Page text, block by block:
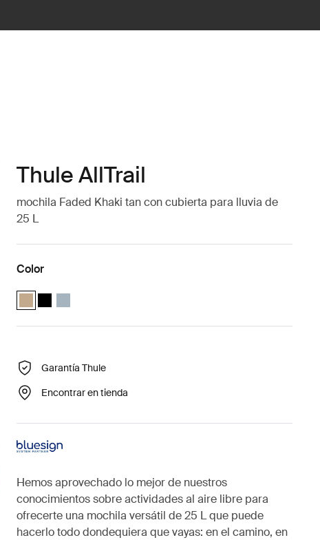
Thule AllTrail
mochila Faded Khaki tan con cubierta para lluvia de
25 L
Color
Thule AllTrail Daypack 25L Caqui claro (selected)
Thule AllTrail Daypack 25L Negro
Thule AllTrail Daypack 25L Azul de estanque
Garantía Thule
Encontrar en tienda
Hemos aprovechado lo mejor de nuestros
conocimientos sobre actividades al aire libre para
ofrecerte una mochila versátil de 25 L que puede
hacerlo todo dondequiera que vayas: en el camino, en